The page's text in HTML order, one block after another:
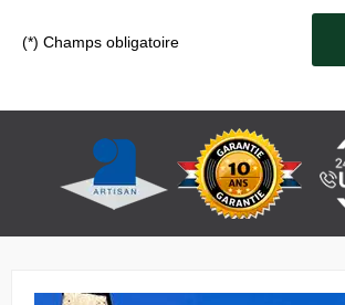
(*) Champs obligatoire